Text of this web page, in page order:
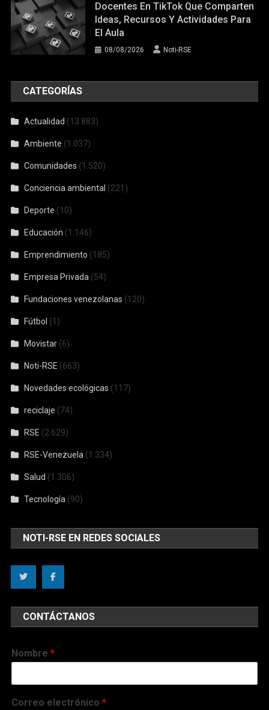
Docentes En TikTok Que Comparten
Ideas, Recursos Y Actividades Para
El Aula
08/08/2026 Noti-RSE
CATEGORÍAS
Actualidad (13.883)
Ambiente (1.037)
Comunidades (1.520)
Conciencia ambiental (221)
Deporte (10)
Educación (1.146)
Emprendimiento (185)
Empresa Privada (54)
Fundaciones venezolanas (120)
Fútbol (1)
Movistar (6)
Noti-RSE (663)
Novedades ecológicas (117)
reciclaje (74)
RSE (2.629)
RSE-Venezuela (1.334)
Salud (1.306)
Tecnología (90)
NOTI-RSE EN REDES SOCIALES
CONTÁCTANOS
Nombre*
Correo electrónico*